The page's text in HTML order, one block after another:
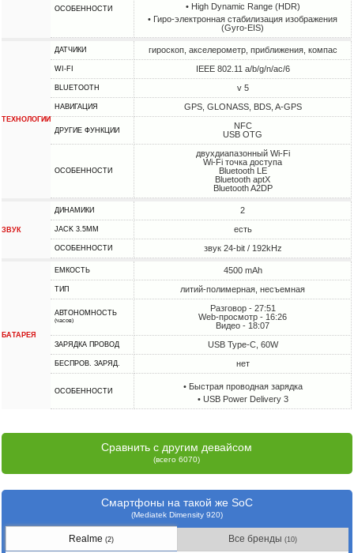
ОСОБЕННОСТИ
• High Dynamic Range (HDR)
• Гиро-электронная стабилизация изображения
(Gyro-EIS)
ТЕХНОЛОГИИ
ДАТЧИКИ гироскоп, акселерометр, приближения, компас
WI-FI IEEE 802.11 a/b/g/n/ac/6
BLUETOOTH v 5
НАВИГАЦИЯ GPS, GLONASS, BDS, A-GPS
ДРУГИЕ ФУНКЦИИ
NFC
USB OTG
ОСОБЕННОСТИ
двухдиапазонный Wi-Fi
Wi-Fi точка доступа
Bluetooth LE
Bluetooth aptX
Bluetooth A2DP
ЗВУК
ДИНАМИКИ 2
JACK 3.5MM есть
ОСОБЕННОСТИ звук 24-bit / 192kHz
БАТАРЕЯ
ЕМКОСТЬ 4500 mAh
ТИП литий-полимерная, несъемная
АВТОНОМНОСТЬ
(часов)
Разговор - 27:51
Web-просмотр - 16:26
Видео - 18:07
ЗАРЯДКА ПРОВОД USB Type-C, 60W
БЕСПРОВ. ЗАРЯД. нет
ОСОБЕННОСТИ
• Быстрая проводная зарядка
• USB Power Delivery 3
Сравнить с другим девайсом
(всего 6070)
Смартфоны на такой же SoC
(Mediatek Dimensity 920)
Realme(2) Все бренды(10)